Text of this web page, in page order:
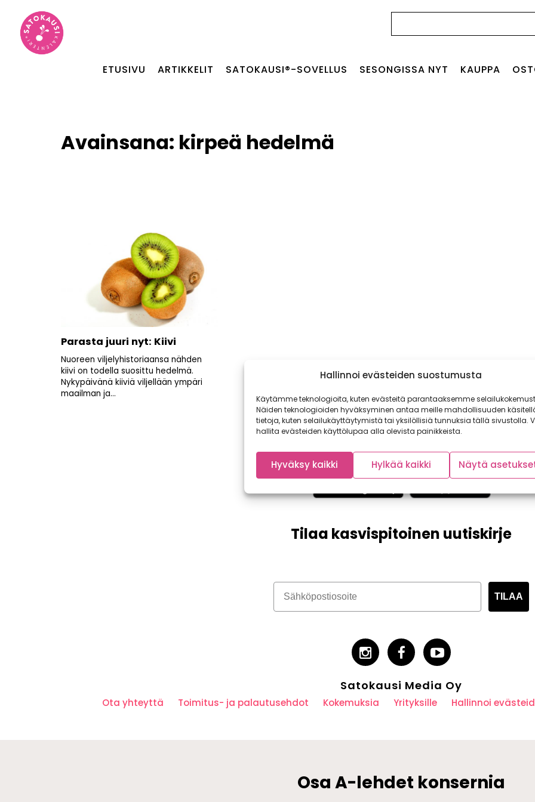
Hallinnoi evästeiden suostumusta
Käytämme teknologioita, kuten evästeitä parantaaksemme
Näiden teknologioiden hyväksyminen antaa meille mahdollisuuden
tietoja, kuten selailukäyttäytymistä tai yksilöllisiä tunnuksia tällä sivustolla.
hallita evästeiden käyttölupaa alla olevista painikkeista.
Hyväksy kaikki Hylkää kaikki Näytä
ETUSIVU ARTIKKELIT SATOKAUSI®-SOVELLUS SESONGISSA NYT KAUPPA
Avainsana: kirpeä hedelmä
Parasta juuri nyt: Kiivi
Nuoreen viljelyhistoriaansa nähden
kiivi on todella suosittu hedelmä.
Nykypäivänä kiiviä viljellään ympäri
maailman ja...
Tilaa kasvispitoinen uutiskirje
TILAA
Satokausi Media Oy
Ota yhteyttä Toimitus- ja palautusehdot Kokemuksia Yrityksille Hallinnoi
Osa A-lehdet konsernia